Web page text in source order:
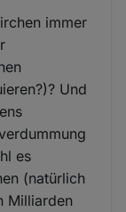
immer
Und
es
(natürlich
Milliarden